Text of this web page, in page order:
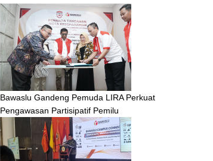
Bawaslu Gandeng Pemuda LIRA Perkuat
Pengawasan Partisipatif Pemilu